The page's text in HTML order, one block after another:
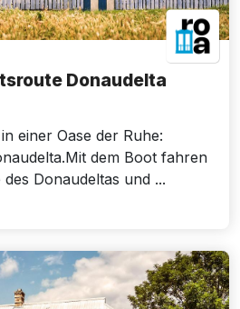
Donaudelta
einer Oase der Ruhe:
dem Boot fahren
Donaudeltas und ...